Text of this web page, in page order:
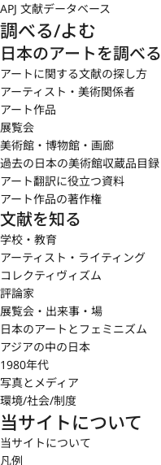
APJ 文献データベース
調べる/よむ
日本のアートを調べる
アートに関する文献の探し方
アーティスト・美術関係者
アート作品
展覧会
美術館・博物館・画廊
過去の日本の美術館収蔵品目録
アート翻訳に役立つ資料
アート作品の著作権
文献を知る
学校・教育
アーティスト・ライティング
コレクティヴィズム
評論家
展覧会・出来事・場
日本のアートとフェミニズム
アジアの中の日本
1980年代
写真とメディア
環境/社会/制度
当サイトについて
当サイトについて
凡例